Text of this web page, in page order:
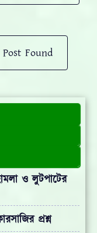
Found
ও লুটপাটের
প্রশ্ন